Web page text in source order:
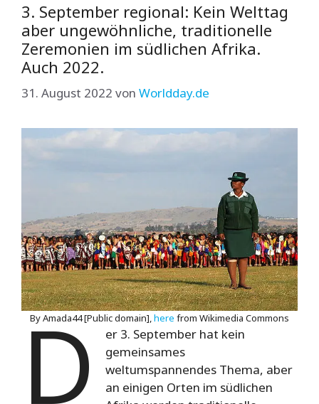
3. September regional: Kein Welttag
aber ungewöhnliche, traditionelle
Zeremonien im südlichen Afrika.
Auch 2022.
31. August 2022 von Worldday.de
By Amada44 [Public domain], here from Wikimedia Commons
D
er 3. September hat kein
gemeinsames
weltumspannendes Thema, aber
an einigen Orten im südlichen